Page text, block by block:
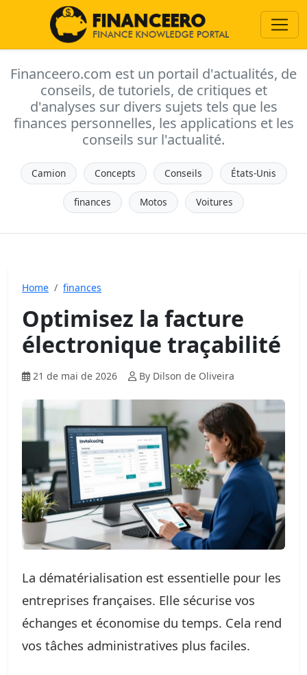
Financeero.com est un portail d'actualités, de
conseils, de tutoriels, de critiques et
d'analyses sur divers sujets tels que les
finances personnelles, les applications et les
conseils sur l'actualité.
Camion Concepts Conseils États-Unis
finances Motos Voitures
Home finances
Optimisez la facture
électronique traçabilité
21 de mai de 2026 By Dilson de Oliveira
La dématérialisation est essentielle pour les
entreprises françaises. Elle sécurise vos
échanges et économise du temps. Cela rend
vos tâches administratives plus faciles.